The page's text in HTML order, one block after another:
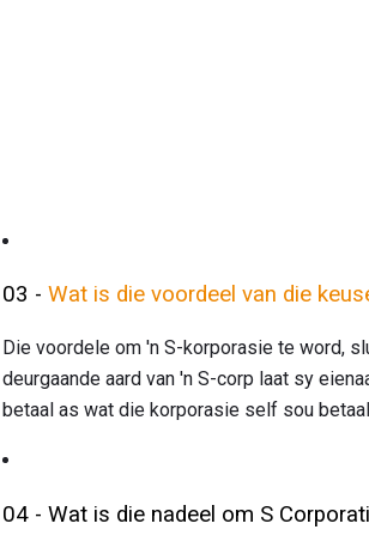
03 - Wat is die voordeel van die
Die voordele om 'n S-korporasie te word,
deurgaande aard van 'n S-corp laat sy
betaal as wat die korporasie self sou
04 - Wat is die nadeel om S